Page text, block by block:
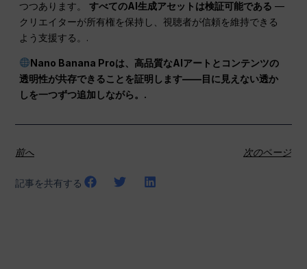
つつあります。すべてのAI生成アセットは検証可能である —
クリエイターが所有権を保持し、視聴者が信頼を維持できる
よう支援する。.
Nano Banana Proは、高品質なAIアートとコンテンツの
透明性が共存できることを証明します——目に見えない透か
しを一つずつ追加しながら。.
前へ 次のページ
記事を共有する